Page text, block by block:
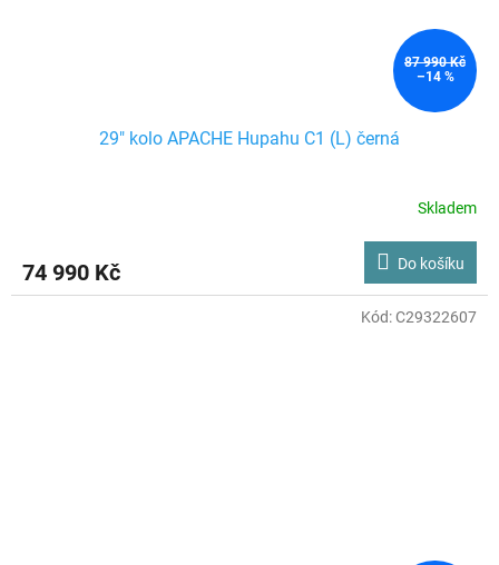
87 990 Kč
–14 %
29" kolo APACHE Hupahu C1 (L) černá
Skladem
74 990 Kč Do košíku
Kód:C29322607